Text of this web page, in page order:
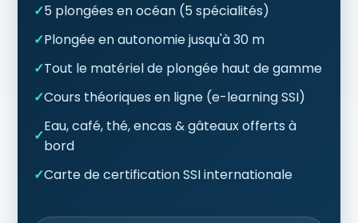
✓5 plongées en océan (5 spécialités)
✓Plongée en autonomie jusqu'à 30 m
✓Tout le matériel de plongée haut de gamme
✓Cours théoriques en ligne (e-learning SSI)
✓
Eau, café, thé, encas & gâteaux offerts à
bord
✓Carte de certification SSI internationale